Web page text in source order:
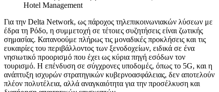
Hotel Management
Για την Delta Network, ως πάροχος τηλεπικοινωνιακών λύσεων με
έδρα τη Ρόδο, η συμμετοχή σε τέτοιες συζητήσεις είναι ζωτικής
σημασίας. Κατανοούμε πλήρως τις μοναδικές προκλήσεις και τις
ευκαιρίες του περιβάλλοντος των ξενοδοχείων, ειδικά σε ένα
νησιωτικό προορισμό που έχει ως κύρια πηγή εσόδων τον
τουρισμό. Η επένδυση σε σύγχρονες υποδομές, όπως το 5G, και η
ανάπτυξη ισχυρών στρατηγικών κυβερνοασφάλειας, δεν αποτελούν
πλέον πολυτέλεια, αλλά αναγκαιότητα για την προσέλκυση και